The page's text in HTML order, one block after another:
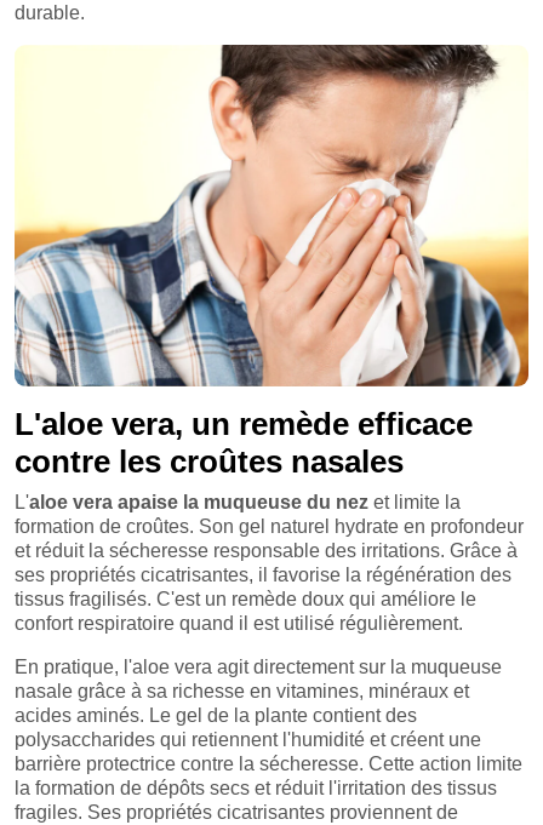
durable.
L'aloe vera, un remède efficace
contre les croûtes nasales
L'aloe vera apaise la muqueuse du nez et limite la
formation de croûtes. Son gel naturel hydrate en profondeur
et réduit la sécheresse responsable des irritations. Grâce à
ses propriétés cicatrisantes, il favorise la régénération des
tissus fragilisés. C'est un remède doux qui améliore le
confort respiratoire quand il est utilisé régulièrement.
En pratique, l'aloe vera agit directement sur la muqueuse
nasale grâce à sa richesse en vitamines, minéraux et
acides aminés. Le gel de la plante contient des
polysaccharides qui retiennent l'humidité et créent une
barrière protectrice contre la sécheresse. Cette action limite
la formation de dépôts secs et réduit l'irritation des tissus
fragiles. Ses propriétés cicatrisantes proviennent de